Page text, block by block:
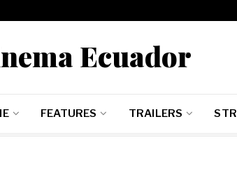
Ecuador
FEATURES TRAILERS